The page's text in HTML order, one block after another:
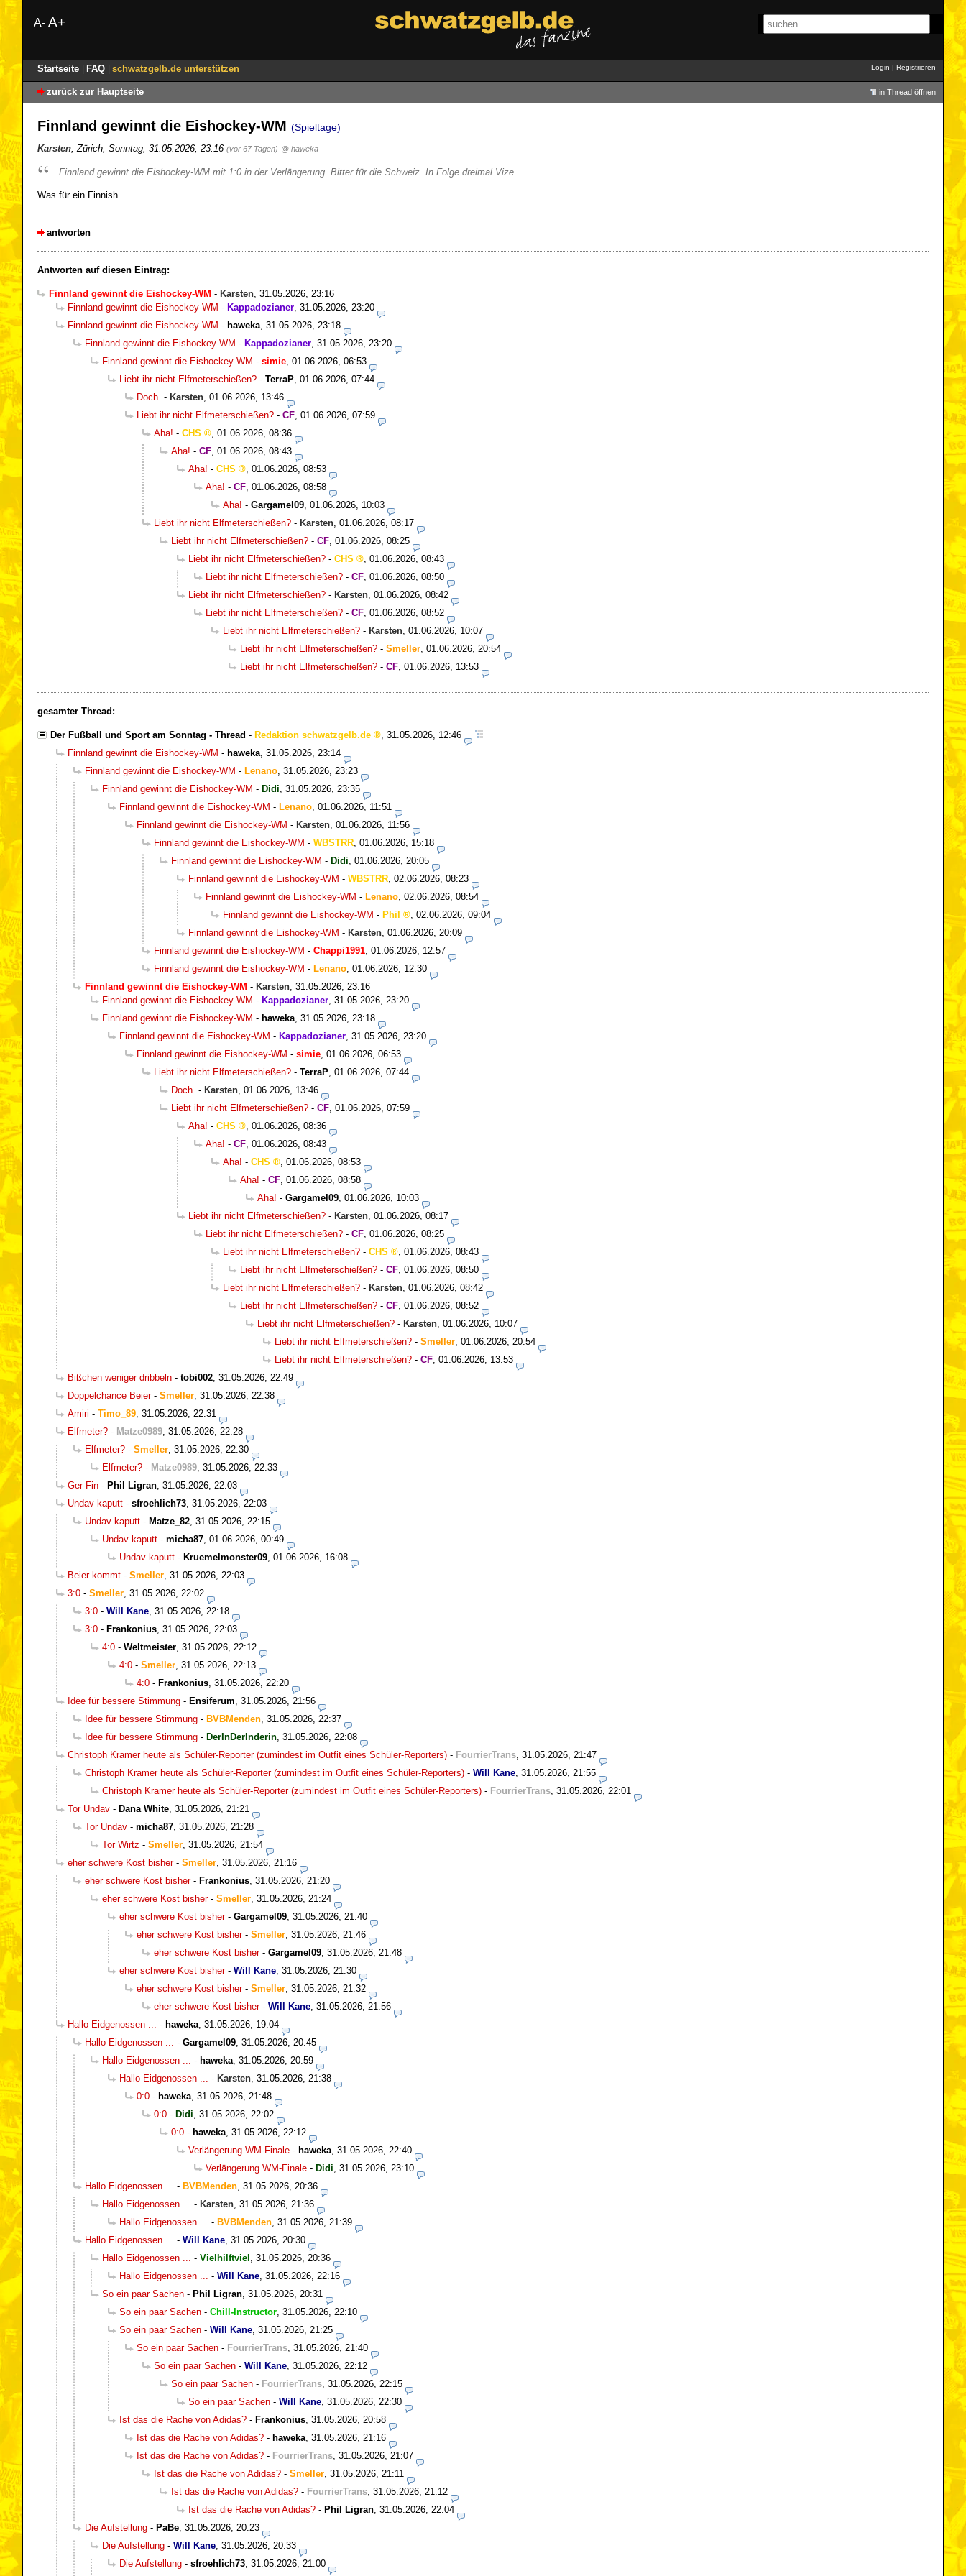
A- A+
Startseite FAQ schwatzgelb.de unterstützen Login | Registrieren
zurück zur Hauptseite in Thread öffnen
Finnland gewinnt die Eishockey-WM (Spieltage)
Karsten Zürich Sonntag, 31.05.2026, 23:16 (vor 67 Tagen) @ haweka
Finnland gewinnt die Eishockey-WM mit 1:0 in der Verlängerung. Bitter für die Schweiz. In Folge dreimal Vize.
Was für ein Finnish.
antworten
Antworten auf diesen Eintrag:
Finnland gewinnt die Eishockey-WM - Karsten, 31.05.2026, 23:16
Finnland gewinnt die Eishockey-WM - Kappadozianer, 31.05.2026, 23:20
Finnland gewinnt die Eishockey-WM - haweka, 31.05.2026, 23:18
Finnland gewinnt die Eishockey-WM - Kappadozianer, 31.05.2026, 23:20
Finnland gewinnt die Eishockey-WM - simie, 01.06.2026, 06:53
Liebt ihr nicht Elfmeterschießen? - TerraP, 01.06.2026, 07:44
Doch. - Karsten, 01.06.2026, 13:46
Liebt ihr nicht Elfmeterschießen? - CF, 01.06.2026, 07:59
Aha! - CHS , 01.06.2026, 08:36
Aha! - CF, 01.06.2026, 08:43
Aha! - CHS , 01.06.2026, 08:53
Aha! - CF, 01.06.2026, 08:58
Aha! - Gargamel09, 01.06.2026, 10:03
Liebt ihr nicht Elfmeterschießen? - Karsten, 01.06.2026, 08:17
Liebt ihr nicht Elfmeterschießen? - CF, 01.06.2026, 08:25
Liebt ihr nicht Elfmeterschießen? - CHS , 01.06.2026, 08:43
Liebt ihr nicht Elfmeterschießen? - CF, 01.06.2026, 08:50
Liebt ihr nicht Elfmeterschießen? - Karsten, 01.06.2026, 08:42
Liebt ihr nicht Elfmeterschießen? - CF, 01.06.2026, 08:52
Liebt ihr nicht Elfmeterschießen? - Karsten, 01.06.2026, 10:07
Liebt ihr nicht Elfmeterschießen? - Smeller, 01.06.2026, 20:54
Liebt ihr nicht Elfmeterschießen? - CF, 01.06.2026, 13:53
gesamter Thread:
Der Fußball und Sport am Sonntag - Thread - Redaktion schwatzgelb.de
31.05.2026, 12:46
Finnland gewinnt die Eishockey-WM - haweka 31.05.2026, 23:14
Finnland gewinnt die Eishockey-WM - Lenano 31.05.2026, 23:23
Finnland gewinnt die Eishockey-WM - Didi 31.05.2026, 23:35
Finnland gewinnt die Eishockey-WM - Lenano 01.06.2026, 11:51
Finnland gewinnt die Eishockey-WM - Karsten 01.06.2026, 11:56
Finnland gewinnt die Eishockey-WM - WBSTRR 01.06.2026, 15:18
Finnland gewinnt die Eishockey-WM - Didi 01.06.2026, 20:05
Finnland gewinnt die Eishockey-WM - WBSTRR 02.06.2026, 08:23
Finnland gewinnt die Eishockey-WM - Lenano 02.06.2026, 08:54
Finnland gewinnt die Eishockey-WM - Phil
02.06.2026, 09:04
Finnland gewinnt die Eishockey-WM - Karsten 01.06.2026, 20:09
Finnland gewinnt die Eishockey-WM - Chappi1991 01.06.2026, 12:57
Finnland gewinnt die Eishockey-WM - Lenano 01.06.2026, 12:30
Finnland gewinnt die Eishockey-WM - Karsten 31.05.2026, 23:16
Finnland gewinnt die Eishockey-WM - Kappadozianer 31.05.2026, 23:20
Finnland gewinnt die Eishockey-WM - haweka 31.05.2026, 23:18
Finnland gewinnt die Eishockey-WM - Kappadozianer 31.05.2026, 23:20
Finnland gewinnt die Eishockey-WM - simie 01.06.2026, 06:53
Liebt ihr nicht Elfmeterschießen? - TerraP 01.06.2026, 07:44
Doch. - Karsten 01.06.2026, 13:46
Liebt ihr nicht Elfmeterschießen? - CF 01.06.2026, 07:59
Aha! - CHS
01.06.2026, 08:36
Aha! - CF 01.06.2026, 08:43
Aha! - CHS
01.06.2026, 08:53
Aha! - CF 01.06.2026, 08:58
Aha! - Gargamel09 01.06.2026, 10:03
Liebt ihr nicht Elfmeterschießen? - Karsten 01.06.2026, 08:17
Liebt ihr nicht Elfmeterschießen? - CF 01.06.2026, 08:25
Liebt ihr nicht Elfmeterschießen? - CHS
01.06.2026, 08:43
Liebt ihr nicht Elfmeterschießen? - CF 01.06.2026, 08:50
Liebt ihr nicht Elfmeterschießen? - Karsten 01.06.2026, 08:42
Liebt ihr nicht Elfmeterschießen? - CF 01.06.2026, 08:52
Liebt ihr nicht Elfmeterschießen? - Karsten 01.06.2026, 10:07
Liebt ihr nicht Elfmeterschießen? - Smeller 01.06.2026, 20:54
Liebt ihr nicht Elfmeterschießen? - CF 01.06.2026, 13:53
Bißchen weniger dribbeln - tobi002 31.05.2026, 22:49
Doppelchance Beier- Smeller 31.05.2026, 22:38
Amiri - Timo_89 31.05.2026, 22:31
Elfmeter? - Matze0989 31.05.2026, 22:28
Elfmeter? - Smeller 31.05.2026, 22:30
Elfmeter? - Matze0989 31.05.2026, 22:33
Ger-Fin - Phil Ligran 31.05.2026, 22:03
Undav kaputt - sfroehlich73 31.05.2026, 22:03
Undav kaputt - Matze_82 31.05.2026, 22:15
Undav kaputt - micha87 01.06.2026, 00:49
Undav kaputt - Kruemelmonster09 01.06.2026, 16:08
Beier kommt - Smeller 31.05.2026, 22:03
3:0 - Smeller 31.05.2026, 22:02
3:0 - Will Kane 31.05.2026, 22:18
3:0 - Frankonius 31.05.2026, 22:03
4:0 - Weltmeister 31.05.2026, 22:12
4:0 - Smeller 31.05.2026, 22:13
4:0 - Frankonius 31.05.2026, 22:20
Idee für bessere Stimmung - Ensiferum 31.05.2026, 21:56
Idee für bessere Stimmung - BVBMenden 31.05.2026, 22:37
Idee für bessere Stimmung - DerInDerInderin 31.05.2026, 22:08
Christoph Kramer heute als Schüler-Reporter (zumindest im Outfit eines Schüler-Reporters) - FourrierTrans 31.05.2026, 21:47
Christoph Kramer heute als Schüler-Reporter (zumindest im Outfit eines Schüler-Reporters) - Will Kane 31.05.2026, 21:55
Christoph Kramer heute als Schüler-Reporter (zumindest im Outfit eines Schüler-Reporters) - FourrierTrans 31.05.2026, 22:01
Tor Undav - Dana White 31.05.2026, 21:21
Tor Undav - micha87 31.05.2026, 21:28
Tor Wirtz - Smeller 31.05.2026, 21:54
eher schwere Kost bisher- Smeller 31.05.2026, 21:16
eher schwere Kost bisher- Frankonius 31.05.2026, 21:20
eher schwere Kost bisher- Smeller 31.05.2026, 21:24
eher schwere Kost bisher- Gargamel09 31.05.2026, 21:40
eher schwere Kost bisher- Smeller 31.05.2026, 21:46
eher schwere Kost bisher- Gargamel09 31.05.2026, 21:48
eher schwere Kost bisher- Will Kane 31.05.2026, 21:30
eher schwere Kost bisher- Smeller 31.05.2026, 21:32
eher schwere Kost bisher- Will Kane 31.05.2026, 21:56
Hallo Eidgenossen ...
- haweka 31.05.2026, 19:04
Hallo Eidgenossen ...
- Gargamel09 31.05.2026, 20:45
Hallo Eidgenossen ...
- haweka 31.05.2026, 20:59
Hallo Eidgenossen ...
- Karsten 31.05.2026, 21:38
0:0 - haweka 31.05.2026, 21:48
0:0 - Didi 31.05.2026, 22:02
0:0 - haweka 31.05.2026, 22:12
Verlängerung WM-Finale - haweka 31.05.2026, 22:40
Verlängerung WM-Finale - Didi 31.05.2026, 23:10
Hallo Eidgenossen ...
- BVBMenden 31.05.2026, 20:36
Hallo Eidgenossen ...
- Karsten 31.05.2026, 21:36
Hallo Eidgenossen ...
- BVBMenden 31.05.2026, 21:39
Hallo Eidgenossen ...
- Will Kane 31.05.2026, 20:30
Hallo Eidgenossen ...
- Vielhilftviel
31.05.2026, 20:36
Hallo Eidgenossen ...
- Will Kane 31.05.2026, 22:16
So ein paar Sachen - Phil Ligran 31.05.2026, 20:31
So ein paar Sachen - Chill-Instructor 31.05.2026, 22:10
So ein paar Sachen - Will Kane 31.05.2026, 21:25
So ein paar Sachen - FourrierTrans 31.05.2026, 21:40
So ein paar Sachen - Will Kane 31.05.2026, 22:12
So ein paar Sachen - FourrierTrans 31.05.2026, 22:15
So ein paar Sachen - Will Kane 31.05.2026, 22:30
Ist das die Rache von Adidas? - Frankonius 31.05.2026, 20:58
Ist das die Rache von Adidas? - haweka 31.05.2026, 21:16
Ist das die Rache von Adidas? - FourrierTrans 31.05.2026, 21:07
Ist das die Rache von Adidas? - Smeller 31.05.2026, 21:11
Ist das die Rache von Adidas? - FourrierTrans 31.05.2026, 21:12
Ist das die Rache von Adidas? - Phil Ligran 31.05.2026, 22:04
Die Aufstellung - PaBe 31.05.2026, 20:23
Die Aufstellung - Will Kane 31.05.2026, 20:33
Die Aufstellung - sfroehlich73 31.05.2026, 21:00